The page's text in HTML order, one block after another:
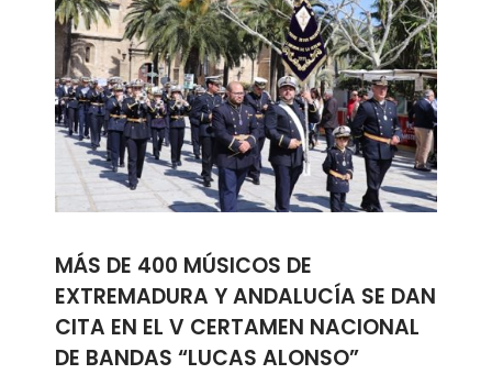
MÁS DE 400 MÚSICOS DE
EXTREMADURA Y ANDALUCÍA SE DAN
CITA EN EL V CERTAMEN NACIONAL
DE BANDAS “LUCAS ALONSO”